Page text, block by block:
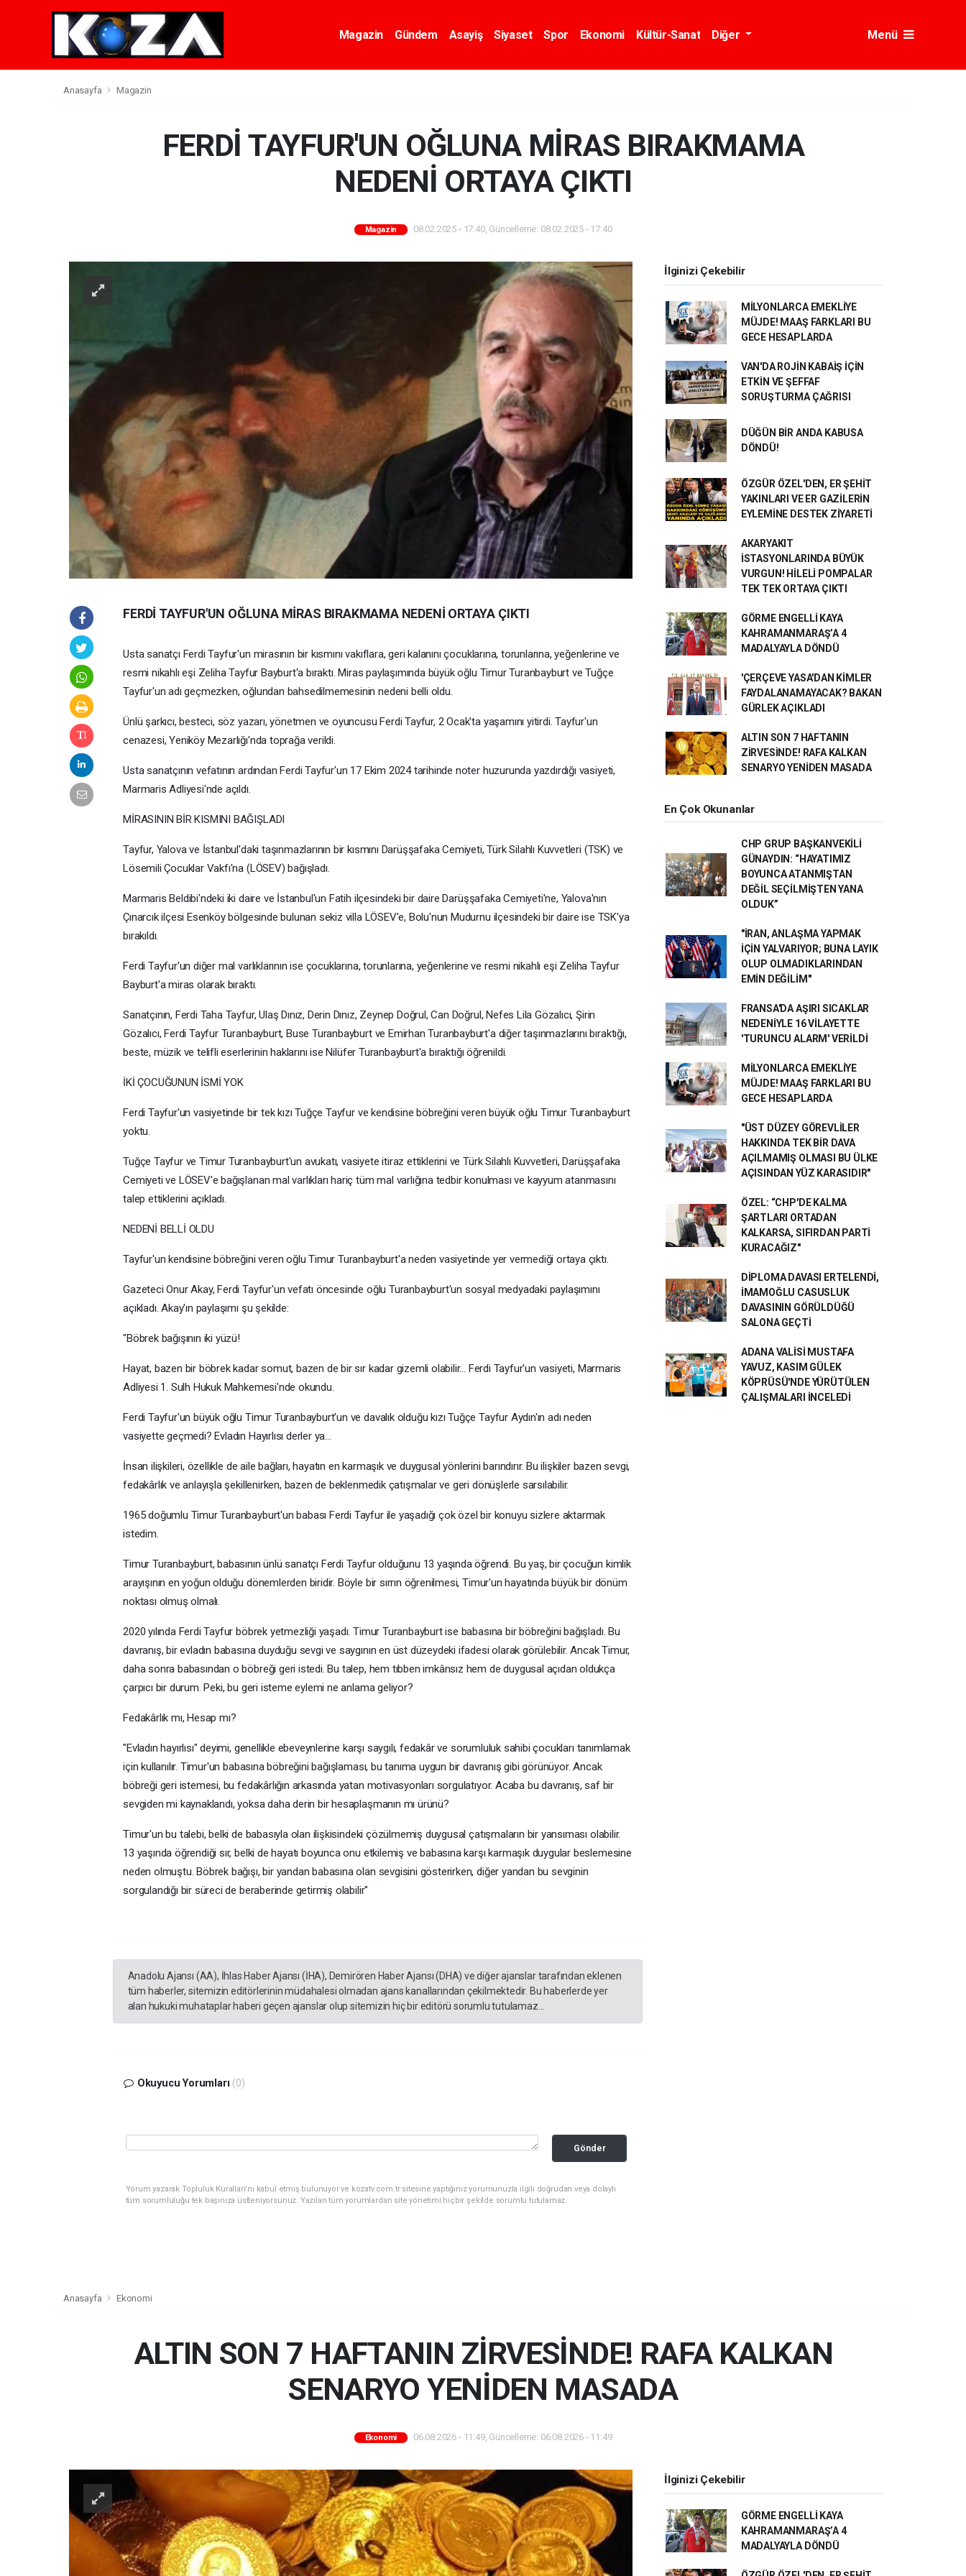
Magazin Gündem Asayiş Siyaset Spor Ekonomi Kültür-Sanat Diğer Menü
Anasayfa Magazin
FERDİ TAYFUR'UN OĞLUNA MİRAS BIRAKMAMA
NEDENİ ORTAYA ÇIKTI
Magazin 08.02.2025 - 17:40, Güncelleme: 08.02.2025 - 17:40
FERDİ TAYFUR'UN OĞLUNA MİRAS BIRAKMAMA NEDENİ ORTAYA ÇIKTI
Usta sanatçı Ferdi Tayfur'un mirasının bir kısmını vakıflara, geri kalanını çocuklarına, torunlarına, yeğenlerine ve
resmi nikahlı eşi Zeliha Tayfur Bayburt'a bıraktı. Miras paylaşımında büyük oğlu Timur Turanbayburt ve Tuğçe
Tayfur'un adı geçmezken, oğlundan bahsedilmemesinin nedeni belli oldu.
Ünlü şarkıcı, besteci, söz yazarı, yönetmen ve oyuncusu Ferdi Tayfur, 2 Ocak'ta yaşamını yitirdi. Tayfur'un
cenazesi, Yeniköy Mezarlığı'nda toprağa verildi.
Usta sanatçının vefatının ardından Ferdi Tayfur'un 17 Ekim 2024 tarihinde noter huzurunda yazdırdığı vasiyeti,
Marmaris Adliyesi'nde açıldı.
MİRASININ BİR KISMINI BAĞIŞLADI
Tayfur, Yalova ve İstanbul'daki taşınmazlarının bir kısmını Darüşşafaka Cemiyeti, Türk Silahlı Kuvvetleri (TSK) ve
Lösemili Çocuklar Vakfı'na (LÖSEV) bağışladı.
Marmaris Beldibi'ndeki iki daire ve İstanbul'un Fatih ilçesindeki bir daire Darüşşafaka Cemiyeti'ne, Yalova'nın
Çınarcık ilçesi Esenköy bölgesinde bulunan sekiz villa LÖSEV'e, Bolu'nun Mudurnu ilçesindeki bir daire ise TSK'ya
bırakıldı.
Ferdi Tayfur'un diğer mal varlıklarının ise çocuklarına, torunlarına, yeğenlerine ve resmi nikahlı eşi Zeliha Tayfur
Bayburt'a miras olarak bıraktı.
Sanatçının, Ferdi Taha Tayfur, Ulaş Dınız, Derin Dınız, Zeynep Doğrul, Can Doğrul, Nefes Lila Gözalıcı, Şirin
Gözalıcı, Ferdi Tayfur Turanbayburt, Buse Turanbayburt ve Emirhan Turanbayburt'a diğer taşınmazlarını bıraktığı,
beste, müzik ve telifli eserlerinin haklarını ise Nilüfer Turanbayburt'a bıraktığı öğrenildi.
İKİ ÇOCUĞUNUN İSMİ YOK
Ferdi Tayfur'un vasiyetinde bir tek kızı Tuğçe Tayfur ve kendisine böbreğini veren büyük oğlu Timur Turanbayburt
yoktu.
Tuğçe Tayfur ve Timur Turanbayburt'un avukatı, vasiyete itiraz ettiklerini ve Türk Silahlı Kuvvetleri, Darüşşafaka
Cemiyeti ve LÖSEV'e bağışlanan mal varlıkları hariç tüm mal varlığına tedbir konulması ve kayyum atanmasını
talep ettiklerini açıkladı.
NEDENİ BELLİ OLDU
Tayfur'un kendisine böbreğini veren oğlu Timur Turanbayburt'a neden vasiyetinde yer vermediği ortaya çıktı.
Gazeteci Onur Akay, Ferdi Tayfur'un vefatı öncesinde oğlu Turanbayburt'un sosyal medyadaki paylaşımını
açıkladı. Akay'ın paylaşımı şu şekilde:
"Böbrek bağışının iki yüzü!
Hayat, bazen bir böbrek kadar somut, bazen de bir sır kadar gizemli olabilir... Ferdi Tayfur'un vasiyeti, Marmaris
Adliyesi 1. Sulh Hukuk Mahkemesi'nde okundu.
Ferdi Tayfur'un büyük oğlu Timur Turanbayburt'un ve davalık olduğu kızı Tuğçe Tayfur Aydın'ın adı neden
vasiyette geçmedi? Evladın Hayırlısı derler ya…
İnsan ilişkileri, özellikle de aile bağları, hayatın en karmaşık ve duygusal yönlerini barındırır. Bu ilişkiler bazen sevgi,
fedakârlık ve anlayışla şekillenirken, bazen de beklenmedik çatışmalar ve geri dönüşlerle sarsılabilir.
1965 doğumlu Timur Turanbayburt'un babası Ferdi Tayfur ile yaşadığı çok özel bir konuyu sizlere aktarmak
istedim.
Timur Turanbayburt, babasının ünlü sanatçı Ferdi Tayfur olduğunu 13 yaşında öğrendi. Bu yaş, bir çocuğun kimlik
arayışının en yoğun olduğu dönemlerden biridir. Böyle bir sırrın öğrenilmesi, Timur'un hayatında büyük bir dönüm
noktası olmuş olmalı.
2020 yılında Ferdi Tayfur böbrek yetmezliği yaşadı. Timur Turanbayburt ise babasına bir böbreğini bağışladı. Bu
davranış, bir evladın babasına duyduğu sevgi ve saygının en üst düzeydeki ifadesi olarak görülebilir. Ancak Timur,
daha sonra babasından o böbreği geri istedi. Bu talep, hem tıbben imkânsız hem de duygusal açıdan oldukça
çarpıcı bir durum. Peki, bu geri isteme eylemi ne anlama geliyor?
Fedakârlık mı, Hesap mı?
"Evladın hayırlısı" deyimi, genellikle ebeveynlerine karşı saygılı, fedakâr ve sorumluluk sahibi çocukları tanımlamak
için kullanılır. Timur'un babasına böbreğini bağışlaması, bu tanıma uygun bir davranış gibi görünüyor. Ancak
böbreği geri istemesi, bu fedakârlığın arkasında yatan motivasyonları sorgulatıyor. Acaba bu davranış, saf bir
sevgiden mi kaynaklandı, yoksa daha derin bir hesaplaşmanın mı ürünü?
Timur'un bu talebi, belki de babasıyla olan ilişkisindeki çözülmemiş duygusal çatışmaların bir yansıması olabilir.
13 yaşında öğrendiği sır, belki de hayatı boyunca onu etkilemiş ve babasına karşı karmaşık duygular beslemesine
neden olmuştu. Böbrek bağışı, bir yandan babasına olan sevgisini gösterirken, diğer yandan bu sevginin
sorgulandığı bir süreci de beraberinde getirmiş olabilir"
Anadolu Ajansı (AA), İhlas Haber Ajansı (İHA), Demirören Haber Ajansı (DHA) ve diğer ajanslar tarafından eklenen
tüm haberler, sitemizin editörlerinin müdahalesi olmadan ajans kanallarından çekilmektedir. Bu haberlerde yer
alan hukuki muhataplar haberi geçen ajanslar olup sitemizin hiç bir editörü sorumlu tutulamaz...
Okuyucu Yorumları (0)
Gönder
Yorum yazarak Topluluk Kuralları’nı kabul etmiş bulunuyor ve kozatv.com.tr sitesine yaptığınız yorumunuzla ilgili doğrudan veya dolaylı
tüm sorumluluğu tek başınıza üstleniyorsunuz. Yazılan tüm yorumlardan site yönetimi hiçbir şekilde sorumlu tutulamaz.
İlginizi Çekebilir
MİLYONLARCA EMEKLİYE
MÜJDE! MAAŞ FARKLARI BU
GECE HESAPLARDA
VAN'DA ROJİN KABAİŞ İÇİN
ETKİN VE ŞEFFAF
SORUŞTURMA ÇAĞRISI
DÜĞÜN BİR ANDA KABUSA
DÖNDÜ!
ÖZGÜR ÖZEL'DEN, ER ŞEHİT
YAKINLARI VE ER GAZİLERİN
EYLEMİNE DESTEK ZİYARETİ
AKARYAKIT
İSTASYONLARINDA BÜYÜK
VURGUN! HİLELİ POMPALAR
TEK TEK ORTAYA ÇIKTI
GÖRME ENGELLİ KAYA
KAHRAMANMARAŞ’A 4
MADALYAYLA DÖNDÜ
'ÇERÇEVE YASA'DAN KİMLER
FAYDALANAMAYACAK? BAKAN
GÜRLEK AÇIKLADI
ALTIN SON 7 HAFTANIN
ZİRVESİNDE! RAFA KALKAN
SENARYO YENİDEN MASADA
En Çok Okunanlar
CHP GRUP BAŞKANVEKİLİ
GÜNAYDIN: “HAYATIMIZ
BOYUNCA ATANMIŞTAN
DEĞİL SEÇİLMİŞTEN YANA
OLDUK”
"İRAN, ANLAŞMA YAPMAK
İÇİN YALVARIYOR; BUNA LAYIK
OLUP OLMADIKLARINDAN
EMİN DEĞİLİM"
FRANSA'DA AŞIRI SICAKLAR
NEDENİYLE 16 VİLAYETTE
'TURUNCU ALARM' VERİLDİ
MİLYONLARCA EMEKLİYE
MÜJDE! MAAŞ FARKLARI BU
GECE HESAPLARDA
"ÜST DÜZEY GÖREVLİLER
HAKKINDA TEK BİR DAVA
AÇILMAMIŞ OLMASI BU ÜLKE
AÇISINDAN YÜZ KARASIDIR"
ÖZEL: “CHP'DE KALMA
ŞARTLARI ORTADAN
KALKARSA, SIFIRDAN PARTİ
KURACAĞIZ"
DİPLOMA DAVASI ERTELENDİ,
İMAMOĞLU CASUSLUK
DAVASININ GÖRÜLDÜĞÜ
SALONA GEÇTİ
ADANA VALİSİ MUSTAFA
YAVUZ, KASIM GÜLEK
KÖPRÜSÜ'NDE YÜRÜTÜLEN
ÇALIŞMALARI İNCELEDİ
Anasayfa Ekonomi
ALTIN SON 7 HAFTANIN ZİRVESİNDE! RAFA KALKAN
SENARYO YENİDEN MASADA
Ekonomi 06.08.2026 - 11:49, Güncelleme: 06.08.2026 - 11:49
İlginizi Çekebilir
GÖRME ENGELLİ KAYA
KAHRAMANMARAŞ’A 4
MADALYAYLA DÖNDÜ